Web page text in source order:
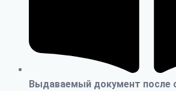
Выдаваемый документ после